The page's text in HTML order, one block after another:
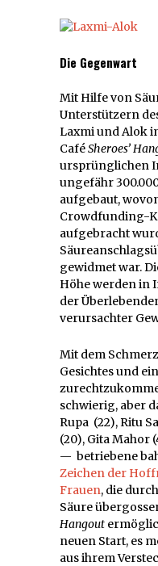
Die Gegenwart
Mit Hilfe von
Unterstützern
Laxmi und Alok
CaféSheroes’
ursprünglichen
ungefähr
aufgebaut,
Crowdfunding-
aufgebracht
gewidmet war.
Höhe werden in
der
verursachter
Mit dem
Gesichtes und
schwierig, aber
Rupa (22), Ritu
(20), Gita Mahor
— betriebene
Zeichen der
Frauen, die
Säure
Hangout
neuen Start, es
aus ihrem